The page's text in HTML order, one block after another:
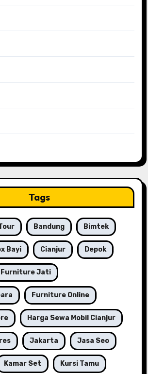
Tags
Bandung Bimtek
Bayi Cianjur Depok
Furniture Jati
Furniture Online
Harga Sewa Mobil Cianjur
Jakarta Jasa Seo
Kamar Set Kursi Tamu